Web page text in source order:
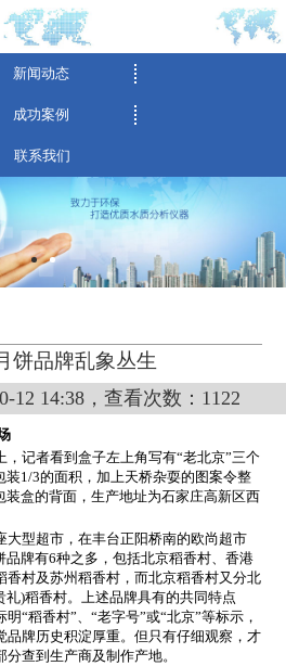
新闻动态
成功案例
联系我们
饼品牌乱象丛生
12 14:38，查看次数：1122
记者看到盒子左上角写有“老北京”三个
装1/3的面积，加上天桥杂耍的图案令整
装盒的背面，生产地址为石家庄高新区西
型超市，在丰台正阳桥南的欧尚超市
品牌有6种之多，包括北京稻香村、香港
香村及苏州稻香村，而北京稻香村又分北
)稻香村。上述品牌具有的共同特点
“稻香村”、“老字号”或“北京”等标示，
品牌历史积淀厚重。但只有仔细观察，才
查到生产商及制作产地。